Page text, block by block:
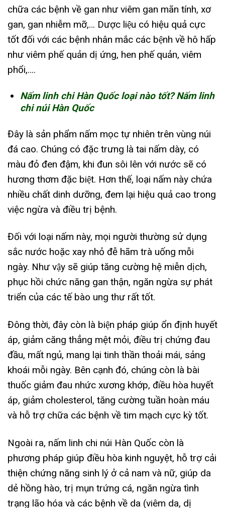
chữa các bệnh về gan như viêm gan mãn tính, xơ
gan, gan nhiễm mỡ,… Dược liệu có hiệu quả cực
tốt đối với các bệnh nhân mắc các bệnh về hô hấp
như viêm phế quản dị ứng, hen phế quản, viêm
phổi,….
Nấm linh chi Hàn Quốc loại nào tốt? Nấm linh
chi núi Hàn Quốc
Đây là sản phẩm nấm mọc tự nhiên trên vùng núi
đá cao. Chúng có đặc trưng là tai nấm dày, có
màu đỏ đen đậm, khi đun sôi lên với nước sẽ có
hương thơm đặc biệt. Hơn thế, loại nấm này chứa
nhiều chất dinh dưỡng, đem lại hiệu quả cao trong
việc ngừa và điều trị bệnh.
Đối với loại nấm này, mọi người thường sử dụng
sắc nước hoặc xay nhỏ đễ hãm trà uống mỗi
ngày. Như vậy sẽ giúp tăng cường hệ miễn dịch,
phục hồi chức năng gan thận, ngăn ngừa sự phát
triển của các tế bào ung thư rất tốt.
Đông thời, đây còn là biện pháp giúp ổn định huyết
áp, giảm căng thẳng mệt mỏi, điều trị chứng đau
đầu, mất ngủ, mang lại tinh thần thoải mái, sảng
khoái mỗi ngày. Bên cạnh đó, chúng còn là bài
thuốc giảm đau nhức xương khớp, điều hòa huyết
áp, giảm cholesterol, tăng cường tuần hoàn máu
và hỗ trợ chữa các bệnh về tim mạch cực kỳ tốt.
Ngoài ra, nấm linh chi núi Hàn Quốc còn là
phương pháp giúp điều hòa kinh nguyệt, hỗ trợ cải
thiện chứng năng sinh lý ở cả nam và nữ, giúp da
dẻ hồng hào, trị mụn trứng cá, ngăn ngừa tình
trạng lão hóa và các bệnh về da (viêm da, dị